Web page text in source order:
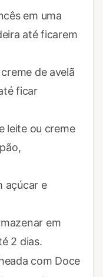
em uma
até ficarem
de avelã
ficar
leite ou creme
açúcar e
em
2 dias.
com Doce